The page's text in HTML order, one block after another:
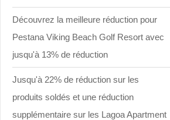
Découvrez la meilleure réduction pour
Pestana Viking Beach Golf Resort avec
jusqu'à 13% de réduction
Jusqu'à 22% de réduction sur les
produits soldés et une réduction
supplémentaire sur les Lagoa Apartment